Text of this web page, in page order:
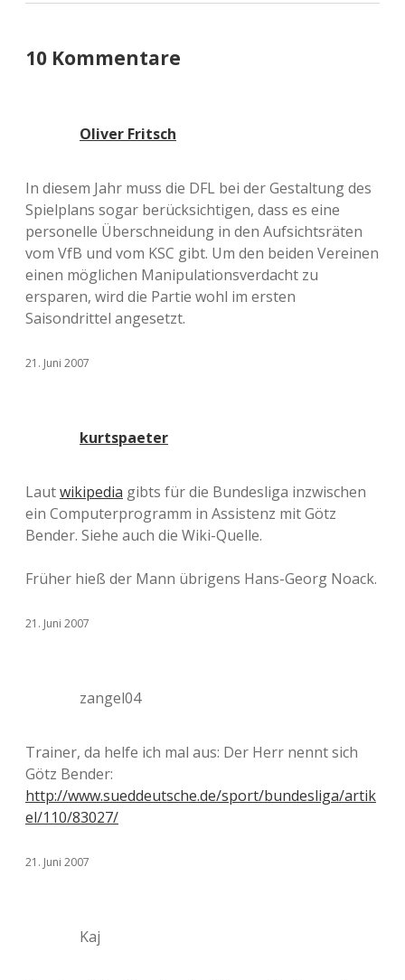
10 Kommentare
Oliver Fritsch
In diesem Jahr muss die DFL bei der Gestaltung des
Spielplans sogar berücksichtigen, dass es eine
personelle Überschneidung in den Aufsichtsräten
vom VfB und vom KSC gibt. Um den beiden Vereinen
einen möglichen Manipulationsverdacht zu
ersparen, wird die Partie wohl im ersten
Saisondrittel angesetzt.
21. Juni 2007
kurtspaeter
Lautwikipedia gibts für die Bundesliga inzwischen
ein Computerprogramm in Assistenz mit Götz
Bender. Siehe auch die Wiki-Quelle.
Früher hieß der Mann übrigens Hans-Georg Noack.
21. Juni 2007
zangel04
Trainer, da helfe ich mal aus: Der Herr nennt sich
Götz Bender:
http://www.sueddeutsche.de/sport/bundesliga/artik
el/110/83027/
21. Juni 2007
Kaj